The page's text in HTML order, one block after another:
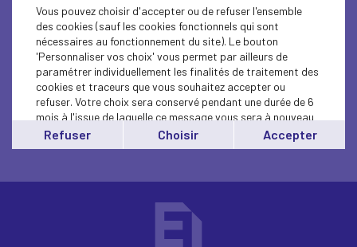
Vous pouvez choisir d'accepter ou de refuser l'ensemble
des cookies (sauf les cookies fonctionnels qui sont
nécessaires au fonctionnement du site). Le bouton
'Personnaliser vos choix' vous permet par ailleurs de
paramétrer individuellement les finalités de traitement des
cookies et traceurs que vous souhaitez accepter ou
refuser. Votre choix sera conservé pendant une durée de 6
mois à l'issue de laquelle ce message vous sera à nouveau
affiché..
Vous pouvez modifier votre choix à tout moment en
Refuser Choisir Accepter